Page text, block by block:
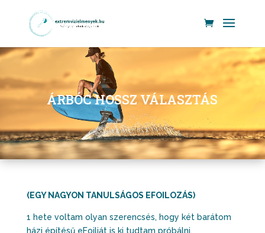
ÁRBÓC HOSSZ VÁLASZTÁS
(EGY NAGYON TANULSÁGOS EFOILOZÁS)
1 hete voltam olyan szerencsés, hogy két barátom
házi építésű eFoilját is ki tudtam próbálni.